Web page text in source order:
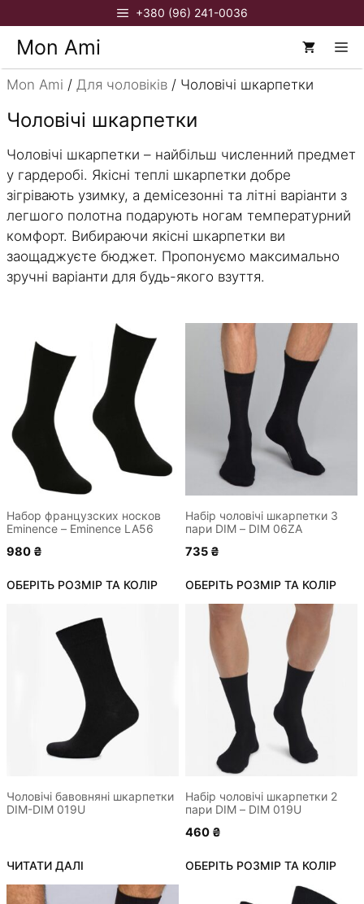
до
вмісту
+380 (96) 241-0036
Mon Ami
Mon Ami / Для чоловіків / Чоловічі шкарпетки
Чоловічі шкарпетки
Чоловічі шкарпетки – найбільш численний предмет
у гардеробі. Якісні теплі шкарпетки добре
зігрівають узимку, а демісезонні та літні варіанти з
легшого полотна подарують ногам температурний
комфорт. Вибираючи якісні шкарпетки ви
заощаджуєте бюджет. Пропонуємо максимально
зручні варіанти для будь-якого взуття.
Набор французских носков
Eminence – Eminence LA56
980 ₴
ОБЕРІТЬ РОЗМІР ТА КОЛІР
товар
має
кілька
варіантів.
Параметри
можна
вибрати
сторінці
товару
Набір чоловічі шкарпетки 3
пари DIM – DIM 06ZA
735 ₴
ОБЕРІТЬ РОЗМІР ТА КОЛІР
товар
варіантів.
Параметри
можна
вибрати
на
сторінці
товару
Чоловічі бавовняні шкарпетки
DIM-DIM 019U
ЧИТАТИ ДАЛІ
Набір чоловічі шкарпетки 2
пари DIM – DIM 019U
460 ₴
ОБЕРІТЬ РОЗМІР ТА КОЛІР
Цей
кілька
варіантів.
Параметри
вибрати
сторінці
товару
Цей